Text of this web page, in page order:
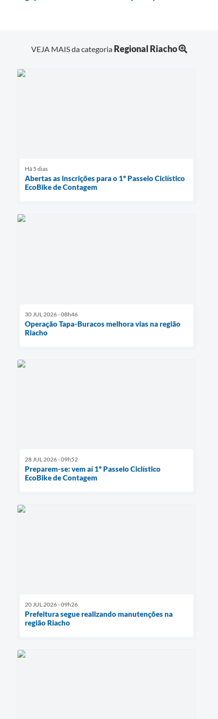
VEJA MAIS da categoria Regional Riacho
Há 5 dias
Abertas as inscrições para o 1º Passeio Ciclístico
EcoBike de Contagem
30 JUL 2026 - 08h46
Operação Tapa-Buracos melhora vias na região
Riacho
28 JUL 2026 - 09h52
Preparem-se: vem aí 1º Passeio Ciclístico
EcoBike de Contagem
20 JUL 2026 - 09h26
Prefeitura segue realizando manutenções na
região Riacho